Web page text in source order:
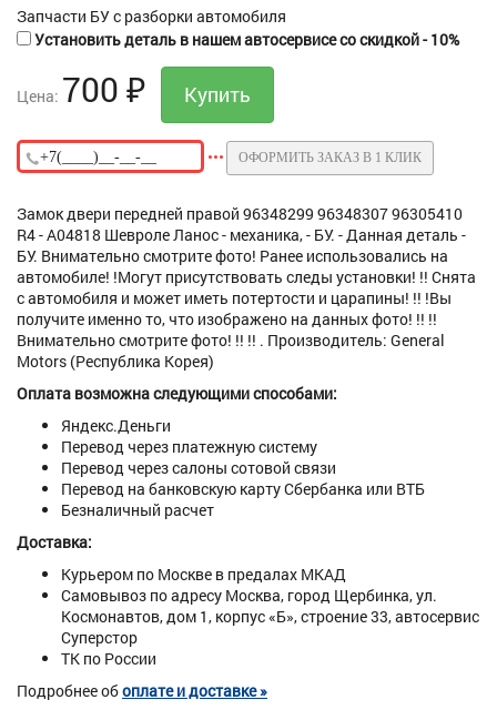
Запчасти БУ с разборки автомобиля
Установить деталь в нашем автосервисе со скидкой - 10%
Цена: 700 ₽
ОФОРМИТЬ ЗАКАЗ В 1 КЛИК
Замок двери передней правой 96348299 96348307 96305410
R4 - A04818 Шевроле Ланос - механика, - БУ. - Данная деталь -
БУ. Внимательно смотрите фото! Ранее использовались на
автомобиле! !Могут присутствовать следы установки! !! Снята
с автомобиля и может иметь потертости и царапины! !! !Вы
получите именно то, что изображено на данных фото! !! !!
Внимательно смотрите фото! !! !! . Производитель: General
Motors (Республика Корея)
Оплата возможна следующими способами:
Яндекс.Деньги
Перевод через платежную систему
Перевод через салоны сотовой связи
Перевод на банковскую карту Сбербанка или ВТБ
Безналичный расчет
Доставка:
Курьером по Москве в предалах МКАД
Самовывоз по адресу Москва, город Щербинка, ул.
Космонавтов, дом 1, корпус «Б», строение 33, автосервис
Суперстор
ТК по России
Подробнее обоплате и доставке »